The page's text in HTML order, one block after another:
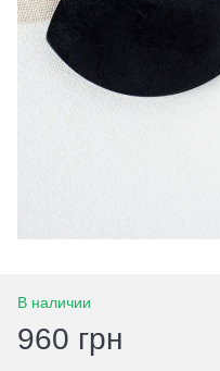
В наличии
960 грн